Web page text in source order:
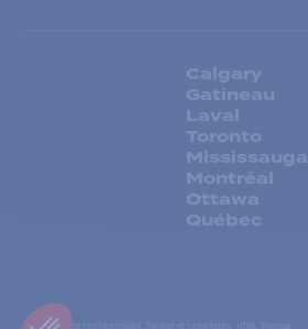
Calgary
Gatineau
Laval
Toronto
Mississauga
Montréal
Ottawa
Québec
Politiques de confidentialité HTML Sitemap